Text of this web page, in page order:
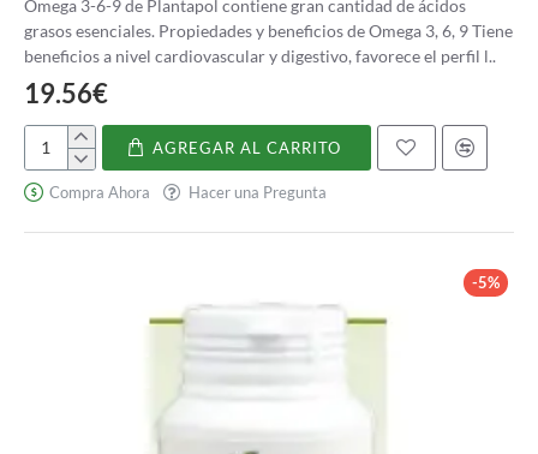
Omega 3-6-9 de Plantapol contiene gran cantidad de ácidos
grasos esenciales. Propiedades y beneficios de Omega 3, 6, 9 Tiene
beneficios a nivel cardiovascular y digestivo, favorece el perfil l..
19.56€
Omega
3,
6,
9
AGREGAR AL CARRITO
Compra Ahora Hacer una Pregunta
-5%